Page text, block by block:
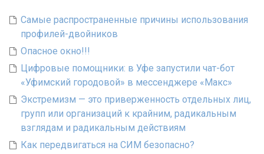
Самые распространенные причины использования
профилей-двойников
Опасное окно!!!
Цифровые помощники: в Уфе запустили чат-бот
«Уфимский городовой» в мессенджере «Макс»
Экстремизм — это приверженность отдельных лиц,
групп или организаций к крайним, радикальным
взглядам и радикальным действиям
Как передвигаться на СИМ безопасно?